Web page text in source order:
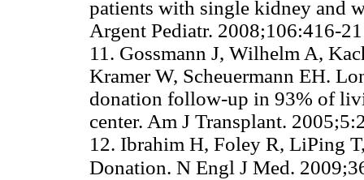
patients with single kidney and
Argent Pediatr.
11. Gossmann J, Wilhelm A,
Kramer W, Scheuermann EH.
donation follow-up in 93% of
center. Am J Transplant.
12. Ibrahim H, Foley R, LiPing
Donation. N Engl J Med.